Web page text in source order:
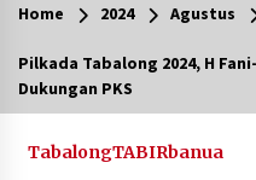
Agustus 4,
Agustus 4,
Home 2024 Agustus
Pilkada Tabalong 2024, H
Dukungan PKS
TabalongTABIRbanua